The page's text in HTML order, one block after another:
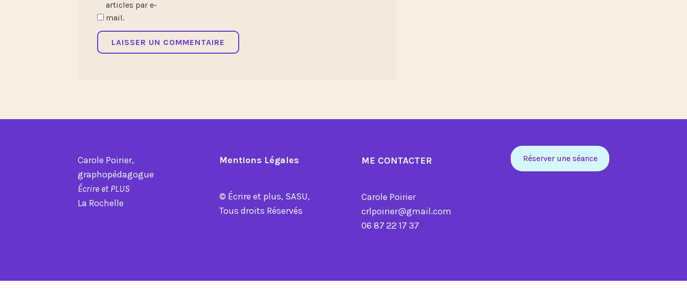
articles par e-
mail.
Carole Poirier,
graphopédagogue
Écrire et PLUS
La Rochelle
Mentions Légales
© Écrire et plus, SASU,
Tous droits Réservés
ME CONTACTER
Carole Poirier
crlpoirier@gmail.com
06 87 22 17 37
Réserver une séance